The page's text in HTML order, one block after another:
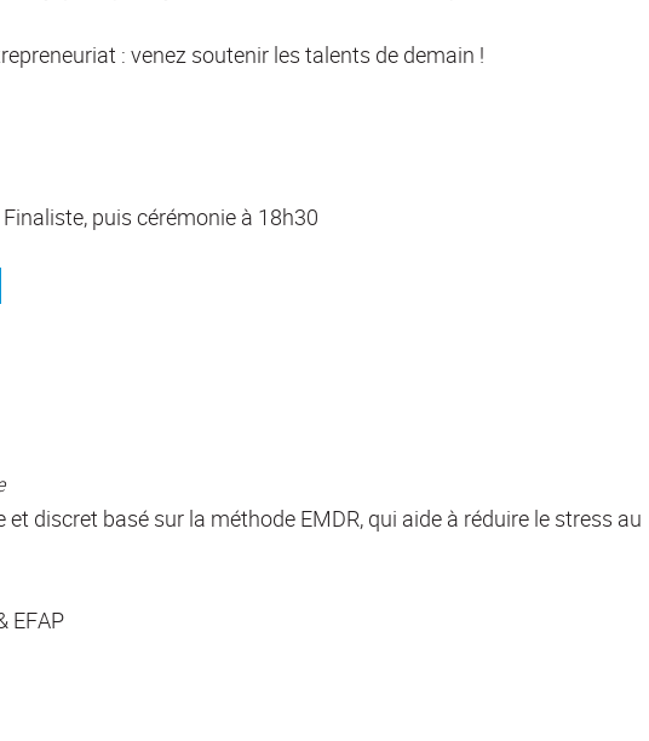
: venez soutenir les talents de demain !
puis cérémonie à 18h30
discret basé sur la méthode EMDR, qui aide à réduire le stress au
EFAP